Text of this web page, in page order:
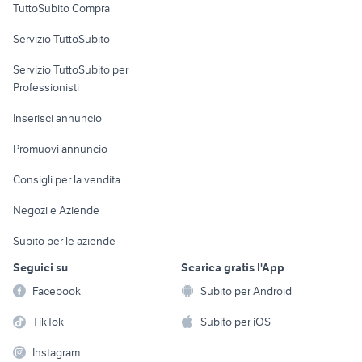
Informatica
Console e
Fotografia
Telefonia
Biciclette
TuttoSubito Compra
Servizio TuttoSubito
Servizio TuttoSubito per
Professionisti
Inserisci annuncio
Promuovi annuncio
Consigli per la vendita
Negozi e Aziende
Subito per le aziende
Seguici su
Facebook
TikTok
Instagram
Scarica gratis l'App
Subito per Android
Subito per iOS